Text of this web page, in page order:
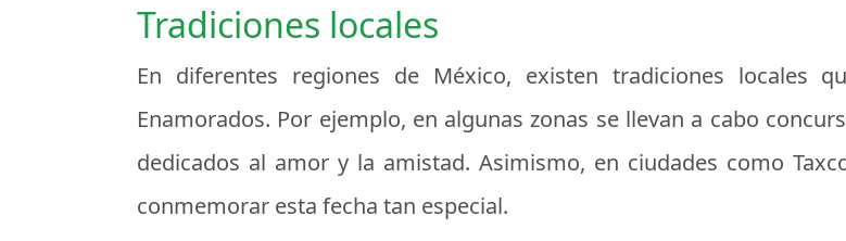
Tradiciones locales
En diferentes regiones de México, existen tradiciones locales
Enamorados. Por ejemplo, en algunas zonas se llevan a cabo
dedicados al amor y la amistad. Asimismo, en ciudades como
conmemorar esta fecha tan especial.